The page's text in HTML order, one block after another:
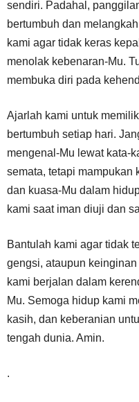
sendiri. Padahal,
bertumbuh dan
kami agar tidak keras
menolak kebenaran-Mu.
membuka diri pada
Ajarlah kami untuk
bertumbuh setiap hari.
mengenal-Mu lewat kata-
semata, tetapi mampukan
dan kuasa-Mu dalam
kami saat iman diuji dan
Bantulah kami agar tidak
gengsi, ataupun
kami berjalan dalam
Mu. Semoga hidup kami
kasih, dan keberanian
tengah dunia. Amin.
.